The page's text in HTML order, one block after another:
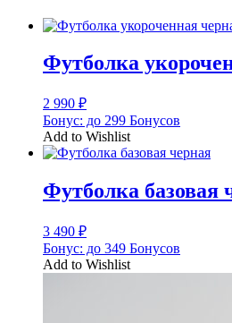
Футболка
2 990 ₽
Бонус: до 299 Бонусов
Add to Wishlist
Футболка базовая
3 490 ₽
Бонус: до 349 Бонусов
Add to Wishlist